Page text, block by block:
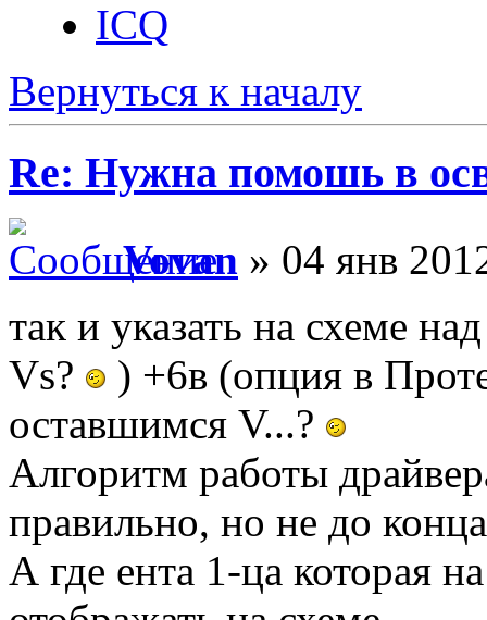
ICQ
Вернуться к началу
Re: Нужна помошь в
Vovan » 04 янв
так и указать на схеме
Vs?
) +6в (опция в
оставшимся V...?
Алгоритм работы
правильно, но не до
А где ента 1-ца которая